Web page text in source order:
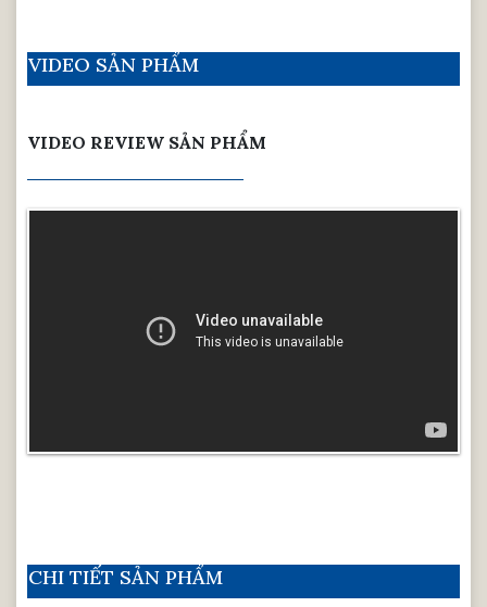
VIDEO SẢN PHẨM
VIDEO REVIEW SẢN PHẨM
CHI TIẾT SẢN PHẨM